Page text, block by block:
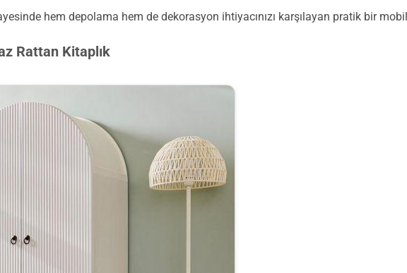
hem depolama hem de dekorasyon ihtiyacınızı karşılayan pratik bir
Rattan Kitaplık